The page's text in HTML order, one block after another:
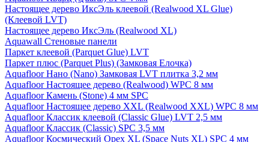
Настоящее дерево ИксЭль клеевой (Realwood XL Glue)
(Клеевой LVT)
Настоящее дерево ИксЭль (Realwood XL)
Aquawall Стеновые панели
Паркет клеевой (Parquet Glue) LVT
Паркет плюс (Parquet Plus) (Замковая Елочка)
Aquafloor Нано (Nano) Замковая LVT плитка 3,2 мм
Aquafloor Настоящее дерево (Realwood) WPC 8 мм
Aquafloor Камень (Stone) 4 мм SPC
Aquafloor Настоящее дерево XXL (Realwood XXL) WPC 8 мм
Aquafloor Классик клеевой (Classic Glue) LVT 2,5 мм
Aquafloor Классик (Classic) SPC 3,5 мм
Aquafloor Космический Орех XL (Space Nuts XL) SPC 4 мм